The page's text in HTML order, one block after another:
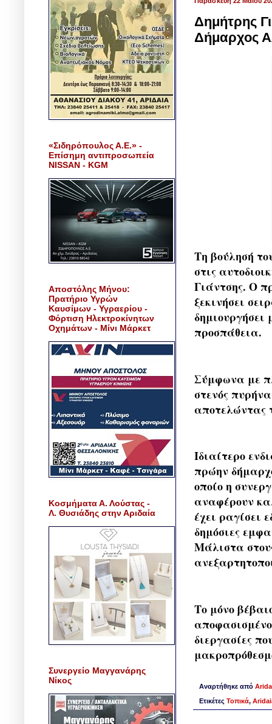
Δημήτρης
Δήμαρχος
Τη βούλησή
στις
Γιάντσης. Ο
ξεκινήσει
προσπάθεια.
Σύμφωνα με
στενός
αποτελώντας
Ιδιαίτερο
πρώην
οποίο η
αναφέρουν
έχει ραγίσει
δημόσιες
Μάλιστα
Το μόνο
διεργασίες
Αναρτήθηκε από
Ετικέτες Τοπικά,
«Σιδηρόπουλος Α.Ε.» -
Επίσημη αντιπροσωπεία
NISSAN - KGM
Αποστόλης Μήνου:
Πρατήριο Υγρών
Καυσίμων - Υγραερίου -
Φόρτιση Ηλεκτροκίνητων
Οχημάτων - Μίνι Μάρκετ
Κοσμήματα Α. Λούστας -
Λ. Θυσιάδης στην Αριδαία
Συνεργείο Μαγγανάρης
Νίκος